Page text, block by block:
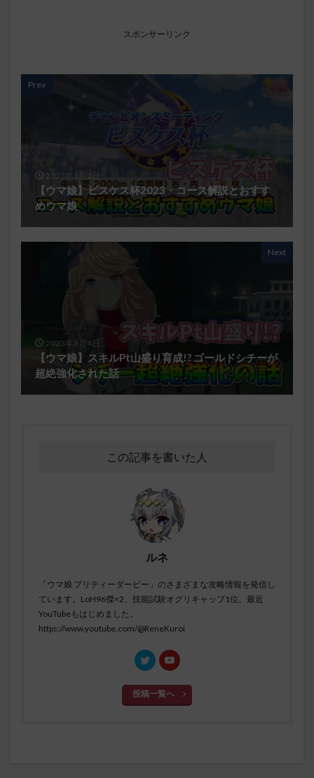
スポンサーリンク
Prev
2023年3月2日
【ウマ娘】ピスケス杯2023・コース解説とおすす
めウマ娘
Next
2023年3月4日
【ウマ娘】スキルPt山盛り育成!? ゴールドシチーが
超絶強化された話
この記事を書いた人
ルネ
「ウマ娘 プリティーダービー」のさまざまな攻略情報を発信し
ています。LoH96傑×2、技能試験オグリキャップ1位。最近
YouTubeもはじめました。
https://www.youtube.com/@ReneKuroi
投稿一覧へ